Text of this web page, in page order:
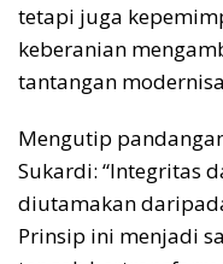
tetapi juga
keberanian
tantangan
Mengutip
Sukardi: “Integritas
diutamakan
Prinsip ini menjadi